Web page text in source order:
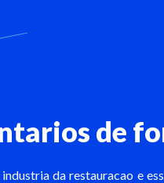
de
da restauracao e